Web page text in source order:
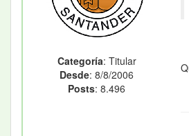
Categoría: Titular
Desde: 8/8/2006
Posts: 8.496